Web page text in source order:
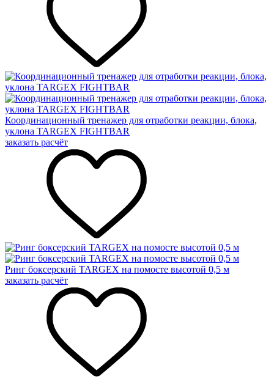
Координационный тренажер для отработки реакции, блока,
уклона TARGEX FIGHTBAR
заказать расчёт
Ринг боксерский TARGEX на помосте высотой 0,5 м
заказать расчёт